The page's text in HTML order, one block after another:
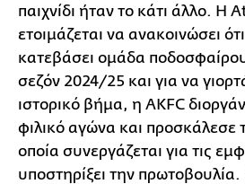
παιχνίδι ήταν το κάτι άλλο. Η
ετοιμάζεται να ανακοινώσει
κατεβάσει ομάδα
σεζόν 2024/25 και για να
ιστορικό βήμα, η AKFC
φιλικό αγώνα και προσκάλεσε
οποία συνεργάζεται για τις
υποστηρίξει την πρωτοβουλία.